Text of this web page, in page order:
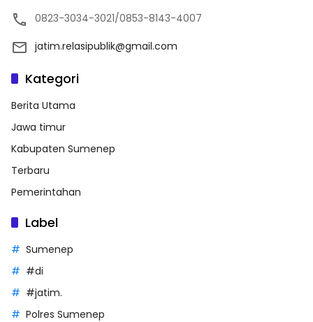
0823-3034-3021/0853-8143-4007
jatim.relasipublik@gmail.com
Kategori
Berita Utama
Jawa timur
Kabupaten Sumenep
Terbaru
Pemerintahan
Label
Sumenep
#di
#jatim.
Polres Sumenep